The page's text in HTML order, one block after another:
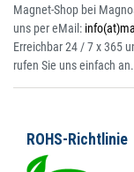
Magnet-Shop bei
uns per eMail:
Erreichbar 24 / 7 x 365
rufen Sie uns einfach an.
ROHS-Richtlinie